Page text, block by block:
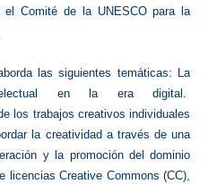
el Comité de la UNESCO para la
las siguientes temáticas: La
en la era digital.
los trabajos creativos individuales
la creatividad a través de una
y la promoción del dominio
licencias Creative Commons (CC),